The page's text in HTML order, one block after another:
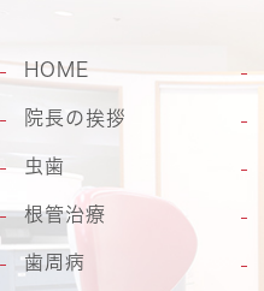
HOME
院長の挨拶
虫歯
根管治療
歯周病